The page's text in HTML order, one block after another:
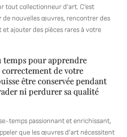
tout collectionneur d’art. C’est
de nouvelles œuvres, rencontrer des
et ajouter des pièces rares à votre
temps pour apprendre
de votre
être conservée pendant
ni perdurer sa qualité
temps passionnant et enrichissant,
que les œuvres d’art nécessitent